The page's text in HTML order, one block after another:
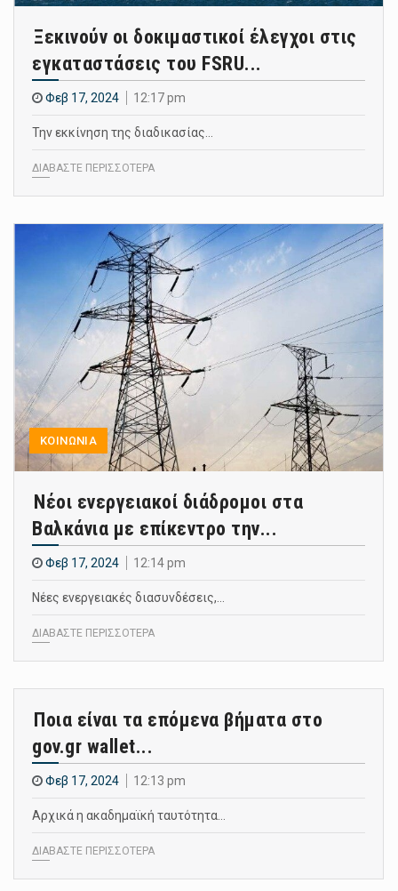
Ξεκινούν οι δοκιμαστικοί έλεγχοι στις
εγκαταστάσεις του FSRU...
Φεβ 17, 2024 12:17 pm
Την εκκίνηση της διαδικασίας…
ΔΙΑΒΑΣΤΕ ΠΕΡΙΣΣΟΤΕΡΑ
ΚΟΙΝΩΝΙΑ
Νέοι ενεργειακοί διάδρομοι στα
Βαλκάνια με επίκεντρο την...
Φεβ 17, 2024 12:14 pm
Νέες ενεργειακές διασυνδέσεις,…
ΔΙΑΒΑΣΤΕ ΠΕΡΙΣΣΟΤΕΡΑ
Ποια είναι τα επόμενα βήματα στο
gov.gr wallet...
Φεβ 17, 2024 12:13 pm
Αρχικά η ακαδημαϊκή ταυτότητα…
ΔΙΑΒΑΣΤΕ ΠΕΡΙΣΣΟΤΕΡΑ